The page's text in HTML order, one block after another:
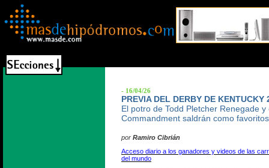
- 16/04/26
PREVIA DEL DERBY DE KENTUCKY
El potro de Todd Pletcher Renegade
Commandment saldrán como favoritos
por Ramiro Cibrián
Acceso diario a los ganadores y videos de las
del mundo